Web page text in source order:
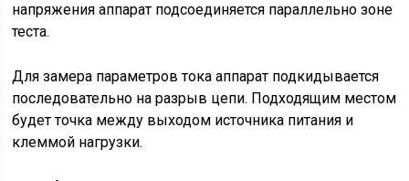
напряжения аппарат подсоединяется параллельно зоне
теста.
Для замера параметров тока аппарат подкидывается
последовательно на разрыв цепи. Подходящим местом
будет точка между выходом источника питания и
клеммой нагрузки.